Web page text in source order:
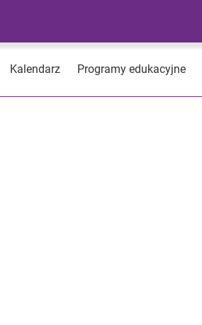
Kalendarz Programy edukacyjne